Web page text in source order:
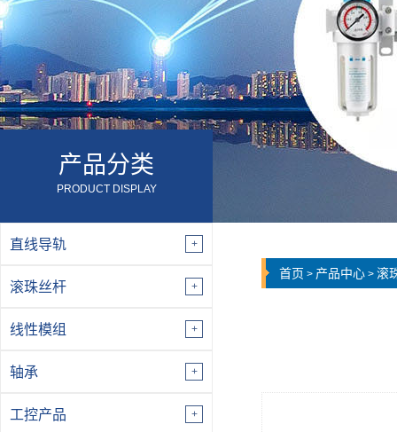
产品分类
PRODUCT DISPLAY
直线导轨
滚珠丝杆
线性模组
轴承
工控产品
首页 > 产品中心 > 滚